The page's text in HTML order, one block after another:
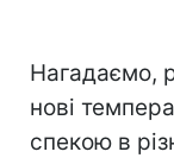
Нагадаємо,
нові
спекою в